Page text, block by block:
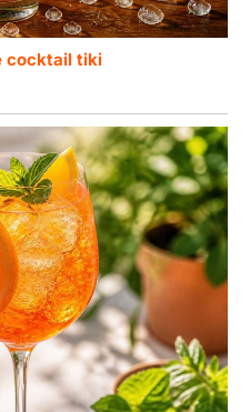
cocktail tiki